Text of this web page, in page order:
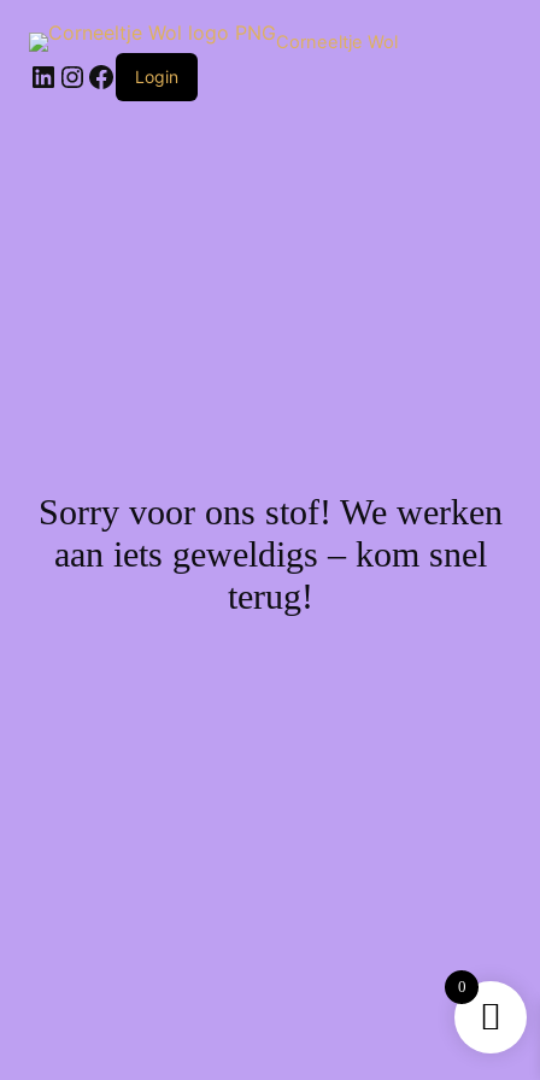
naar
inhoud
Corneeltje Wol
LinkedIn
Instagram
Facebook
Login
Sorry voor ons stof! We werken
aan iets geweldigs – kom snel
terug!
0